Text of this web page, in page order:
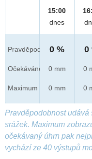
Pravděpod.
Očekáváno
Maximum
15:00
dnes
0 %
0 mm
0 mm
0
0
0
Pravděpodobnost udává
srážek. Maximum
očekávaný úhrn pak
vychází ze 40 výstupů